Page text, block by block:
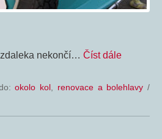
nekončí… Číst dále
okolo kol renovace a bolehlavy /